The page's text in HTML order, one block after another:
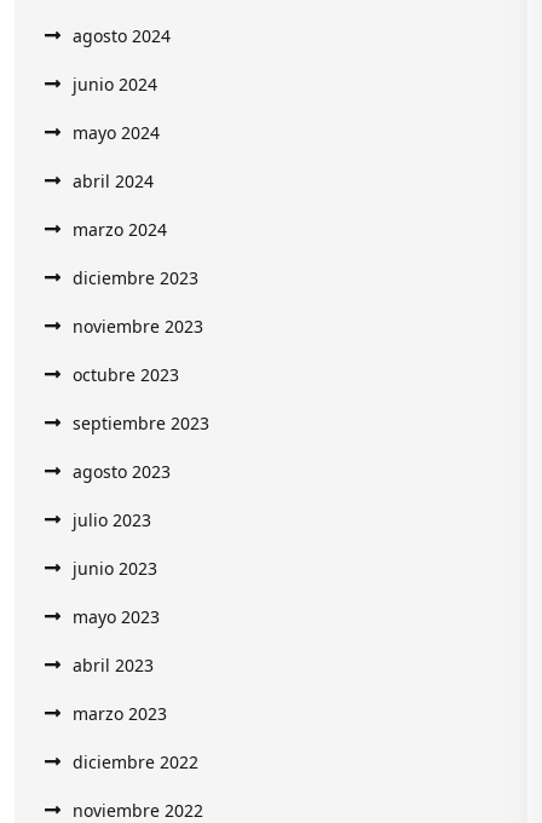
agosto 2024
junio 2024
mayo 2024
abril 2024
marzo 2024
diciembre 2023
noviembre 2023
octubre 2023
septiembre 2023
agosto 2023
julio 2023
junio 2023
mayo 2023
abril 2023
marzo 2023
diciembre 2022
noviembre 2022